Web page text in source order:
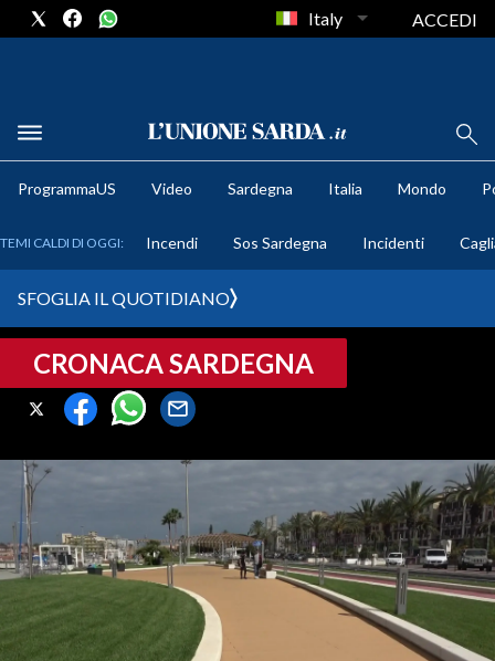
METEO
CRONACA SARDEGNA
CAGLIARI
SULCIS IGLESIENTE
MEDIO CAMPIDANO
ORISTANO E PROVINCIA
SASSARI E PROVINCIA
GALLURA
NUORO E PROVINCIA
Italy ACCEDI
ProgrammaUS Video Sardegna Italia Mondo
TEMI CALDI DI OGGI: Incendi Sos Sardegna Incidenti
SFOGLIA IL QUOTIDIANO
CRONACA SARDEGNA